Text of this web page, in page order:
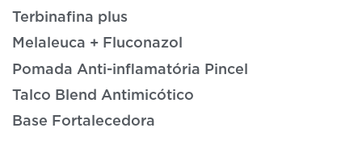
Terbinafina plus
Melaleuca + Fluconazol
Pomada Anti-inflamatória Pincel
Talco Blend Antimicótico
Base Fortalecedora